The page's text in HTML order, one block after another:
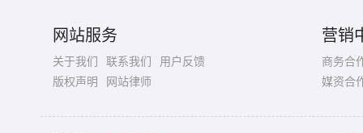
网站服务
关于我们 联系我们
用户反馈
版权声明
网站律师
营销
商务合
媒资合